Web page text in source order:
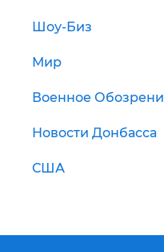
Шоу-Биз
Мир
Военное
Новости Донбасса
США